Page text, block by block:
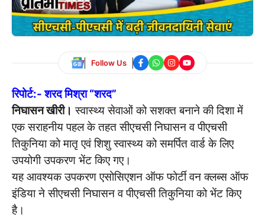
Follow Us
रिपोर्ट:- शरद मिश्रा “शरद”
निघासन खीरी। स्वास्थ्य सेवाओं को सशक्त बनाने की दिशा में
एक सराहनीय पहल के तहत सीएचसी निघासन व पीएचसी
तिकुनिया को मातृ एवं शिशु स्वास्थ्य को समर्पित वार्ड के लिए
उपयोगी उपकरण भेंट किए गए।
यह आवश्यक उपकरण एसोसिएशन ऑफ फोर्टी वन क्लब्स ऑफ
इंडिया ने सीएचसी निघासन व पीएचसी तिकुनिया को भेंट किए
है।